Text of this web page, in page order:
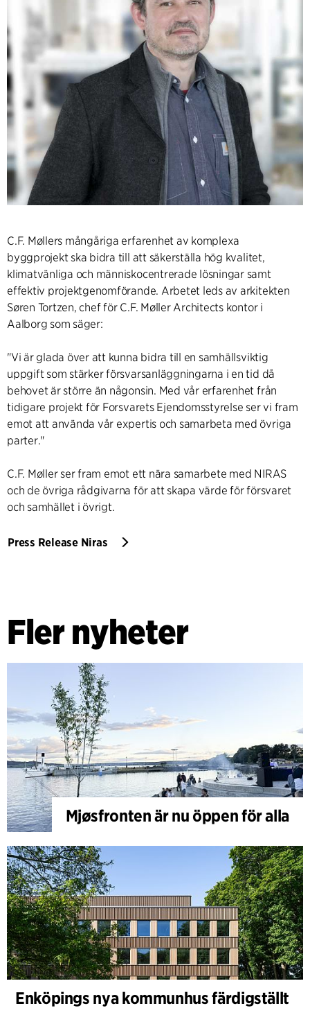
C.F. Møllers mångåriga erfarenhet av komplexa
byggprojekt ska bidra till att säkerställa hög kvalitet,
klimatvänliga och människocentrerade lösningar samt
effektiv projektgenomförande. Arbetet leds av arkitekten
Søren Tortzen, chef för C.F. Møller Architects kontor i
Aalborg som säger:
"Vi är glada över att kunna bidra till en samhällsviktig
uppgift som stärker försvarsanläggningarna i en tid då
behovet är större än någonsin. Med vår erfarenhet från
tidigare projekt för Forsvarets Ejendomsstyrelse ser vi fram
emot att använda vår expertis och samarbeta med övriga
parter."
C.F. Møller ser fram emot ett nära samarbete med NIRAS
och de övriga rådgivarna för att skapa värde för försvaret
och samhället i övrigt.
Press Release Niras
Fler nyheter
Mjøsfronten är nu öppen för alla
Enköpings nya kommunhus färdigställt